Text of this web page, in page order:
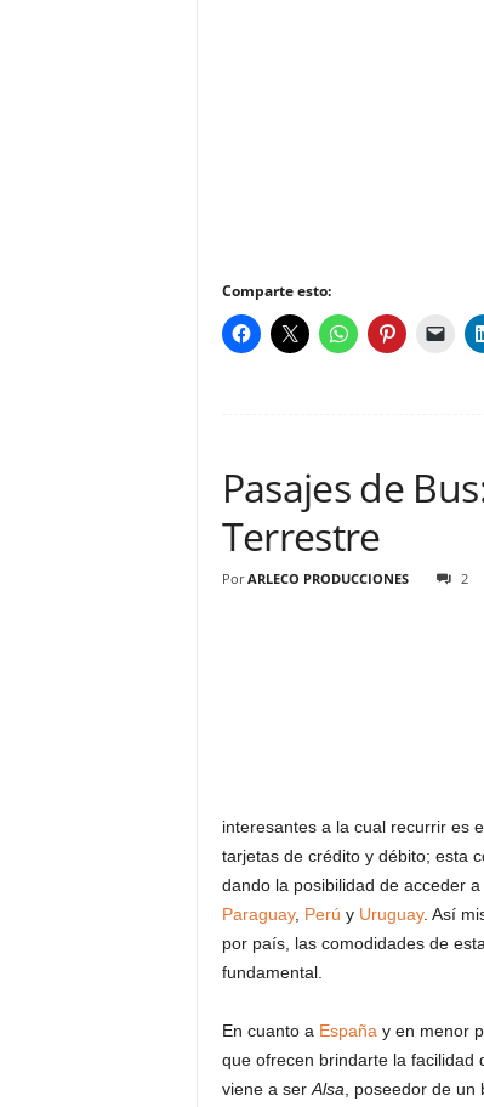
Comparte esto:
Pasajes de
Terrestre
Por ARLECO PRODUCCIONES 2
interesantes a la cual recurrir es
tarjetas de crédito y débito; esta
dando la posibilidad de acceder
Paraguay, Perú y Uruguay. Así
por país, las comodidades de
fundamental.
En cuanto a España y en menor
que ofrecen brindarte la facilidad
viene a ser Alsa , poseedor de